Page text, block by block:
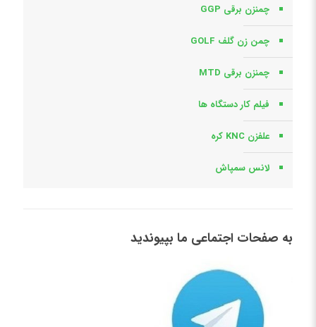
چمنزن برقی GGP
چمن زن گلف GOLF
چمنزن برقی MTD
فیلم کار دستگاه ها
علفزن KNC کره
لانس سمپاش
به صفحات اجتماعی ما بپیوندید